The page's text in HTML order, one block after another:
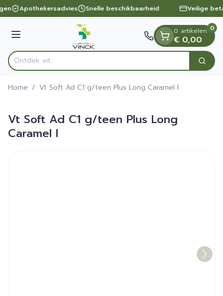
Ga naar de inhoud
1 van 1
Apothekersadvies Snelle beschikbaarheid Veilige
Menu
Product, merk, categorie...
On Zoek
0 artikelen
€ 0,00
0
Home / Vt Soft Ad C1 g/teen Plus Long Caramel l
Vt Soft Ad C1 g/teen Plus Long
Caramel l